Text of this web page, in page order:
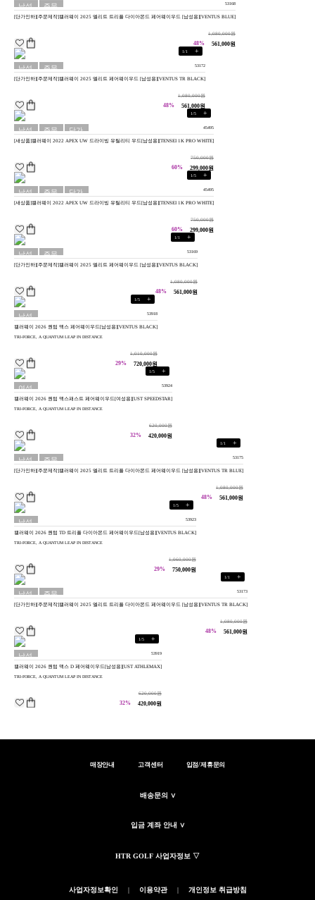
남성
용
주문
제작
53168
[단가인하][주문제작]캘러웨이 2025 엘리트 트리플 다이아몬드 페어웨이우드 [남성용][VENTUS BLUE]
1,080,000원
48% 561,000원
1/1 +
남성
용
주문
제작
53172
[단가인하][주문제작]캘러웨이 2025 엘리트 페어웨이우드 [남성용][VENTUS TR BLACK]
1,080,000원
48% 561,000원
1/5 +
남성
용
주문
제작
단가
인하
45495
[새상품]캘러웨이 2022 APEX UW 드라이빙 유틸리티 우드[남성용][TENSEI 1K PRO WHITE]
750,000원
60% 299,000원
1/5 +
남성
용
주문
제작
단가
인하
45495
[새상품]캘러웨이 2022 APEX UW 드라이빙 유틸리티 우드[남성용][TENSEI 1K PRO WHITE]
750,000원
60% 299,000원
1/1 +
남성
용
주문
제작
53169
[단가인하][주문제작]캘러웨이 2025 엘리트 페어웨이우드 [남성용][VENTUS BLACK]
1,080,000원
48% 561,000원
1/5 +
남성
용
53918
캘러웨이 2026 퀀텀 맥스 페어웨이우드[남성용][VENTUS BLACK]
TRI-FORCE, A QUANTUM LEAP IN DISTANCE
1,010,000원
29% 720,000원
1/5 +
여성
용
53924
캘러웨이 2026 퀀텀 맥스패스트 페어웨이우드[여성용][UST SPEEDSTAR]
TRI-FORCE, A QUANTUM LEAP IN DISTANCE
620,000원
32% 420,000원
1/1 +
남성
용
주문
제작
53175
[단가인하][주문제작]캘러웨이 2025 엘리트 트리플 다이아몬드 페어웨이우드 [남성용][VENTUS TR BLUE]
1,080,000원
48% 561,000원
1/5 +
남성
용
53923
캘러웨이 2026 퀀텀 TD 트리플 다이아몬드 페어웨이우드[남성용][VENTUS BLACK]
TRI-FORCE, A QUANTUM LEAP IN DISTANCE
1,060,000원
29% 750,000원
1/1 +
남성
용
주문
제작
53173
[단가인하][주문제작]캘러웨이 2025 엘리트 트리플 다이아몬드 페어웨이우드 [남성용][VENTUS TR BLACK]
1,080,000원
48% 561,000원
1/5 +
남성
용
53919
캘러웨이 2026 퀀텀 맥스 D 페어웨이우드[남성용][UST ATHLEMAX]
TRI-FORCE, A QUANTUM LEAP IN DISTANCE
620,000원
32% 420,000원
매장안내 고객센터 입점/제휴문의
배송문의 ∨
입금 계좌 안내 ∨
HTR GOLF 사업자정보 ▽
사업자정보확인 | 이용약관 | 개인정보 취급방침